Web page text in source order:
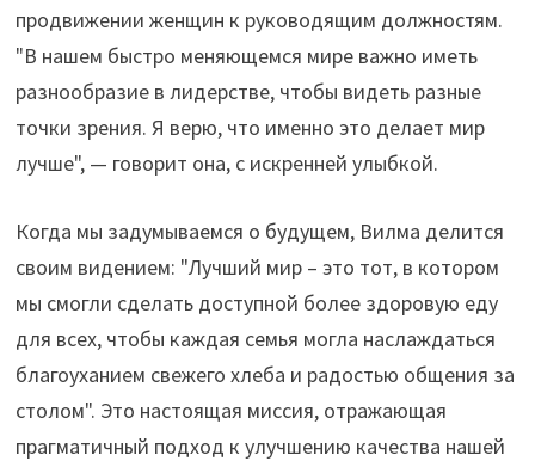
продвижении женщин к руководящим должностям.
"В нашем быстро меняющемся мире важно иметь
разнообразие в лидерстве, чтобы видеть разные
точки зрения. Я верю, что именно это делает мир
лучше", — говорит она, с искренней улыбкой.
Когда мы задумываемся о будущем, Вилма делится
своим видением: "Лучший мир – это тот, в котором
мы смогли сделать доступной более здоровую еду
для всех, чтобы каждая семья могла наслаждаться
благоуханием свежего хлеба и радостью общения за
столом". Это настоящая миссия, отражающая
прагматичный подход к улучшению качества нашей